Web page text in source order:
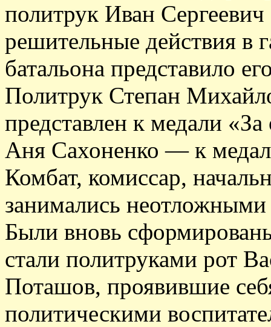
политрук Иван
решительные действия в
батальона представило
Политрук Степан
представлен к медали
Аня Сахоненко — к
Комбат, комиссар,
занимались
Были вновь
стали политруками рот
Поташов, проявившие
политическими